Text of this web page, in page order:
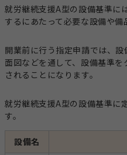
就労継続支援A型の設備基準に
するにあたって必要な設備や備
開業前に行う指定申請では、
面図などを通して、設備基準
されることになります。
就労継続支援A型の設備基準に
す。
設備名